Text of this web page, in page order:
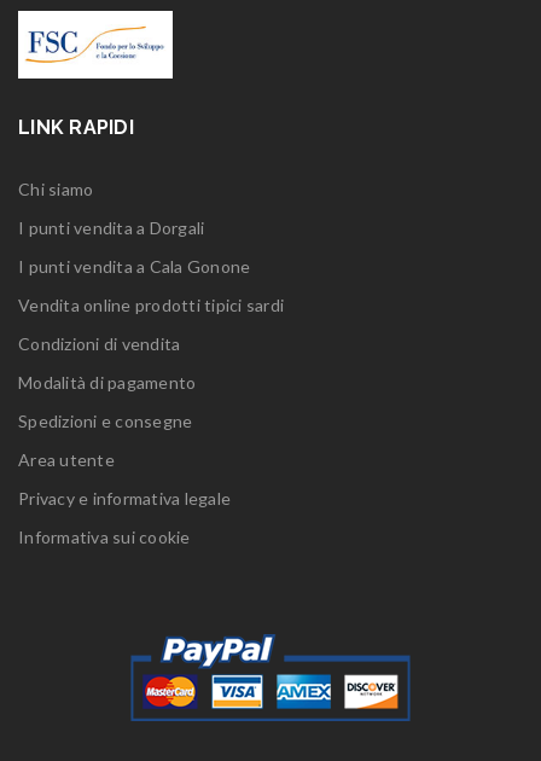
LINK RAPIDI
Chi siamo
I punti vendita a Dorgali
I punti vendita a Cala Gonone
Vendita online prodotti tipici sardi
Condizioni di vendita
Modalità di pagamento
Spedizioni e consegne
Area utente
Privacy e informativa legale
Informativa sui cookie